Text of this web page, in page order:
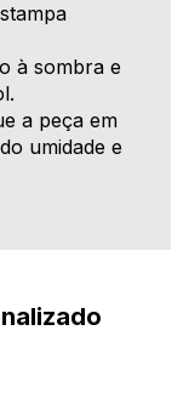
à sombra e
a peça em
umidade e